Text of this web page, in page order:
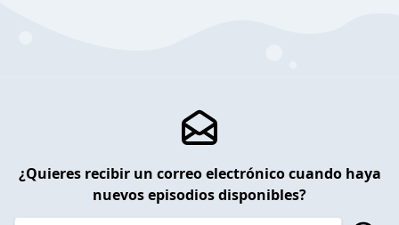
¿Quieres recibir un correo electrónico cuando haya
nuevos episodios disponibles?